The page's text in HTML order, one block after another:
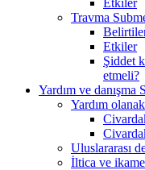
Etkiler
Travma
Etkiler
Şiddet
etmeli?
Yardım ve danışma
Yardım
Uluslararası
İltica ve